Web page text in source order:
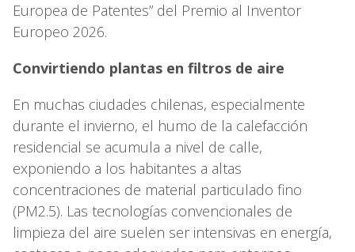
Europea de Patentes” del Premio al Inventor
Europeo 2026.
Convirtiendo plantas en filtros de aire
En muchas ciudades chilenas, especialmente
durante el invierno, el humo de la calefacción
residencial se acumula a nivel de calle,
exponiendo a los habitantes a altas
concentraciones de material particulado fino
(PM2.5). Las tecnologías convencionales de
limpieza del aire suelen ser intensivas en energía,